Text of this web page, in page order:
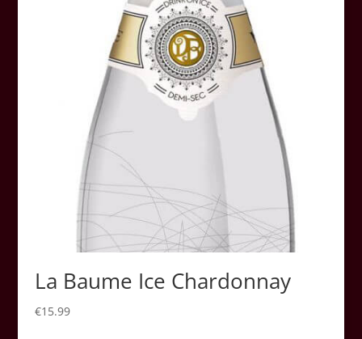
La Baume Ice Chardonnay
€15.99